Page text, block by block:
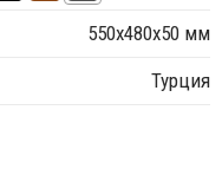
550х480х50 мм
Турция